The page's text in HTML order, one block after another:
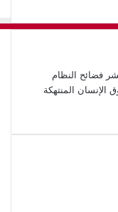
فضائح النظام
الإنسان المنتهكة